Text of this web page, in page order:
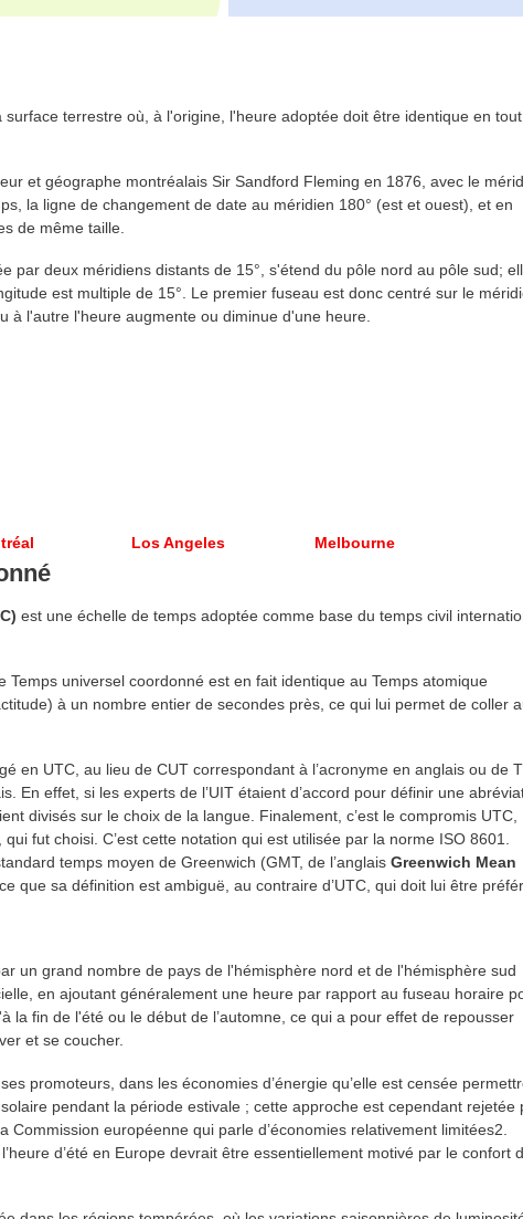
surface terrestre où, à l'origine, l'heure adoptée doit être identique en tout
et géographe montréalais Sir Sandford Fleming en 1876, avec le
la ligne de changement de date au méridien 180° (est et ouest), et en
de même taille.
par deux méridiens distants de 15°, s'étend du pôle nord au pôle sud;
est multiple de 15°. Le premier fuseau est donc centré sur le
à l'autre l'heure augmente ou diminue d'une heure.
Los Angeles Melbourne
est une échelle de temps adoptée comme base du temps civil
Temps universel coordonné est en fait identique au Temps atomique
à un nombre entier de secondes près, ce qui lui permet de coller
en UTC, au lieu de CUT correspondant à l’acronyme en anglais ou de
En effet, si les experts de l’UIT étaient d’accord pour définir une
divisés sur le choix de la langue. Finalement, c’est le compromis UTC,
fut choisi. C’est cette notation qui est utilisée par la norme ISO 8601.
temps moyen de Greenwich (GMT, de l’anglais Greenwich Mean
que sa définition est ambiguë, au contraire d’UTC, qui doit lui être
un grand nombre de pays de l'hémisphère nord et de l'hémisphère sud
en ajoutant généralement une heure par rapport au fuseau horaire
la fin de l'été ou le début de l’automne, ce qui a pour effet de repousser
et se coucher.
ses promoteurs, dans les économies d’énergie qu’elle est censée
pendant la période estivale ; cette approche est cependant rejetée
européenne qui parle d’économies relativement limitées2.
d’été en Europe devrait être essentiellement motivé par le confort